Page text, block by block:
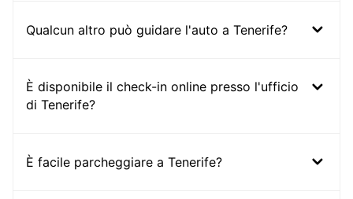
Qualcun altro può guidare l'auto a Tenerife?
È disponibile il check-in online presso l'ufficio
di Tenerife?
È facile parcheggiare a Tenerife?